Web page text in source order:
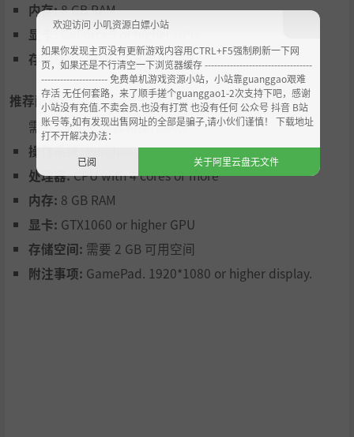
内存:8 GB RAM
显卡:GeForce9 or higher GPU
存储空间:需要 2 GB 可用空间
推荐配置:
需要 64 位处理器和操作系统
操作系统:
Windows10(64bit)
处理器:CPU with 4 cores or more
内存: 8 GB RAM
显卡: GTX1060 or higher GPU
存储空间: 需要 2 GB 可用空间
附注事项: GamePad. 1920*1080 or higher display.
欢迎访问 小叽资源白嫖小站
如果你发现主页没有更新游戏内容用CTRL+F5强制刷新一下网
页，如果还是不行清空一下浏览器缓存 ----------------------------------
--------------------- 免费单机游戏资源小站，小站靠guanggao艰难
存活 无任何套路，来了顺手搓个guanggao1-2次支持下吧，感谢
小站没有充值.不卖会员.也没有打赏 也没有任何 公众号 抖音 B站
账号等,如有发现出售网址的全部是骗子,请小伙们谨慎！ 下载地址
打不开解决办法：
已阅
关于阿里云盘无文件